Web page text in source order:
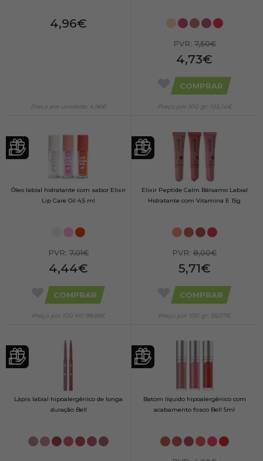
4,96€
Preço por unidade: 4,96€
PVR:7,50€
4,73€
COMPRAR
Preço por 100 gr: 105,14€
Óleo labial hidratante com sabor Elixir
Lip Care Oil 4,5 ml
PVR: 7,01€
4,44€
COMPRAR
Preço por 100 Ml: 98,68€
Elixir Peptide Calm Bálsamo Labial
Hidratante com Vitamina E 15g
PVR: 8,00€
5,71€
COMPRAR
Preço por 100 gr: 38,07€
Lápis labial hipoalergênico de longa
duração Bell
Batom líquido hipoalergênico com
acabamento fosco Bell 5ml